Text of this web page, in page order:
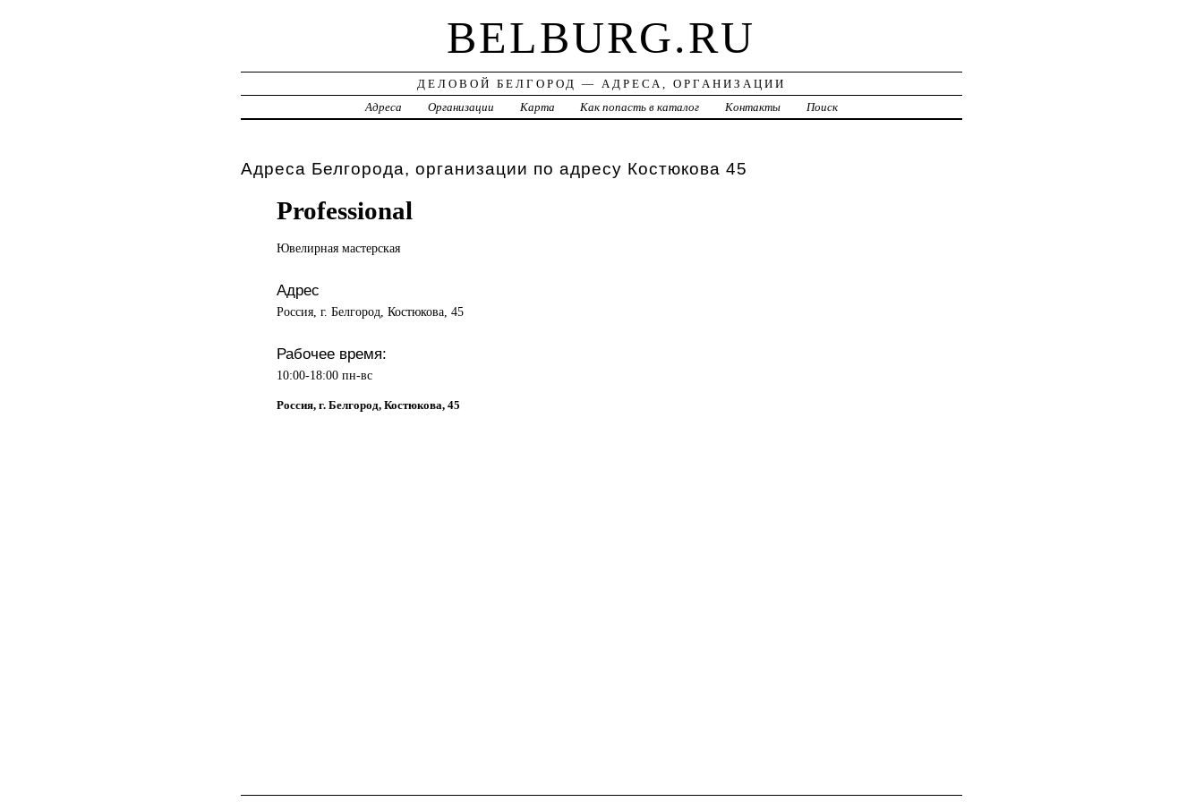
BELBURG.RU
ДЕЛОВОЙ БЕЛГОРОД — АДРЕСА, ОРГАНИЗАЦИИ
Адреса
Организации Карта Как попасть в каталог Контакты Поиск
Адреса Белгорода, организации по адресу Костюкова 45
Professional
Ювелирная мастерская
Адрес
Россия, г. Белгород, Костюкова, 45
Рабочее время:
10:00-18:00 пн-вс
Россия, г. Белгород, Костюкова, 45